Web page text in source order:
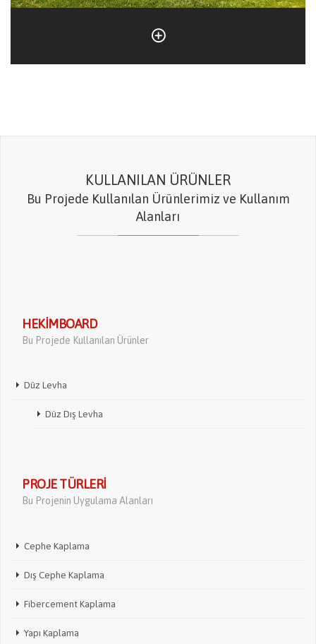
KULLANILAN ÜRÜNLER
Bu Projede Kullanılan Ürünlerimiz ve Kullanım
Alanları
HEKIMBOARD
Bu Projede Kullanılan Ürünler
Düz Levha
Düz Dış Levha
PROJE TÜRLERI
Bu Projenin Uygulama Alanları
Cephe Kaplama
Dış Cephe Kaplama
Fibercement Kaplama
Yapı Kaplama